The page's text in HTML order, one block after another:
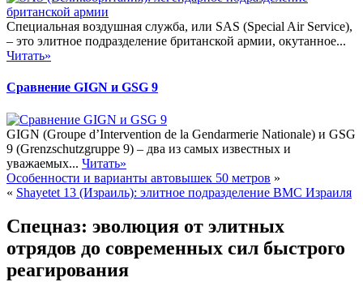
Специальная воздушная служба, или SAS (Special Air Service),
– это элитное подразделение британской армии, окутанное...
Читать»
Сравнение GIGN и GSG 9
GIGN (Groupe d’Intervention de la Gendarmerie Nationale) и GSG
9 (Grenzschutzgruppe 9) – два из самых известных и
уважаемых... Читать»
Особенности и варианты автовышек 50 метров »
« Shayetet 13 (Израиль): элитное подразделение ВМС Израиля
Спецназ: эволюция от элитных
отрядов до современных сил быстрого
реагирования